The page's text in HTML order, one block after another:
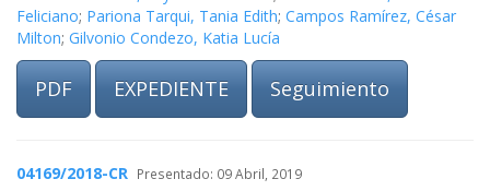
Feliciano; Pariona Tarqui, Tania Edith; Campos Ramírez, César
Milton; Gilvonio Condezo, Katia Lucía
PDF EXPEDIENTE Seguimiento
04169/2018-CR Presentado: 09 Abril, 2019